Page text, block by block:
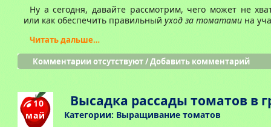
Ну а сегодня, давайте рассмотрим, чего может не
или как обеспечить правильный уход за томатами на
Читать дальше…
Комментарии отсутствуют/Добавить комментарий
10
май
Высадка рассады томатов в
Категории: Выращивание томатов